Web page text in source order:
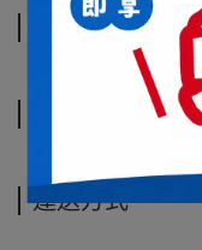
商品介紹
運送方式